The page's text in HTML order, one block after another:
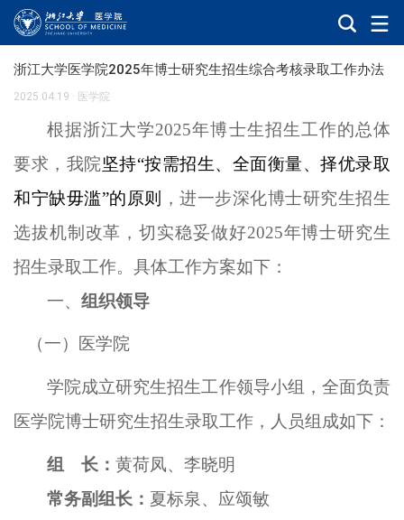
浙江大学医学院2025年博士研究生招生综合考核录取工作办法
2025.04.19 · 医学院
根据浙江大学2025年博士生招生工作的总体
要求，我院坚持“按需招生、全面衡量、择优录取
和宁缺毋滥”的原则
，进一步深化博士研究生招生
选拔机制改革，切实稳妥做好2025年博士研究生
招生录取工作。具体工作方案如下：
一、 组织领导
（一） 医学院
学院成立研究生招生工作领导小组，全面负责
医学院博士研究生招生录取工作，人员组成如下：
组 长： 黄荷凤、 李晓明
常务副组长： 夏标泉、应颂敏